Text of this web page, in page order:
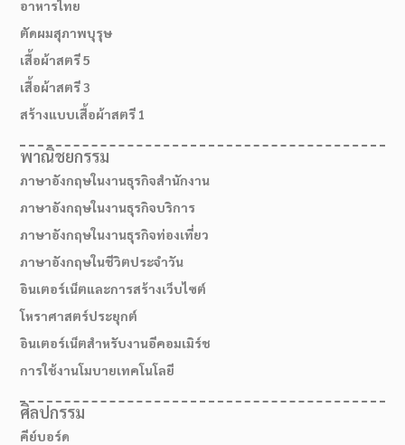
อาหารไทย
ตัดผมสุภาพบุรุษ
เสื้อผ้าสตรี 5
เสื้อผ้าสตรี 3
สร้างแบบเสื้อผ้าสตรี 1
พาณิชยกรรม
ภาษาอังกฤษในงานธุรกิจสำนักงาน
ภาษาอังกฤษในงานธุรกิจบริการ
ภาษาอังกฤษในงานธุรกิจท่องเที่ยว
ภาษาอังกฤษในชีวิตประจำวัน
อินเตอร์เน็ตและการสร้างเว็บไซต์
โหราศาสตร์ประยุกต์
อินเตอร์เน็ตสำหรับงานอีคอมเมิร์ช
การใช้งานโมบายเทคโนโลยี
ศิลปกรรม
คีย์บอร์ด